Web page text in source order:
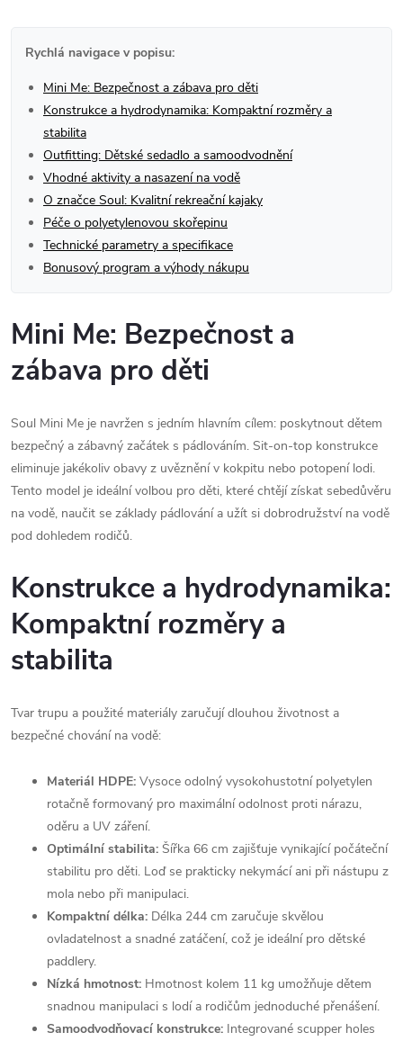
Rychlá navigace v popisu:
Mini Me: Bezpečnost a zábava pro děti
Konstrukce a hydrodynamika: Kompaktní rozměry a
stabilita
Outfitting: Dětské sedadlo a samoodvodnění
Vhodné aktivity a nasazení na vodě
O značce Soul: Kvalitní rekreační kajaky
Péče o polyetylenovou skořepinu
Technické parametry a specifikace
Bonusový program a výhody nákupu
Mini Me: Bezpečnost a
zábava pro děti
Soul Mini Me je navržen s jedním hlavním cílem: poskytnout dětem
bezpečný a zábavný začátek s pádlováním. Sit-on-top konstrukce
eliminuje jakékoliv obavy z uvěznění v kokpitu nebo potopení lodi.
Tento model je ideální volbou pro děti, které chtějí získat sebedůvěru
na vodě, naučit se základy pádlování a užít si dobrodružství na vodě
pod dohledem rodičů.
Konstrukce a hydrodynamika:
Kompaktní rozměry a
stabilita
Tvar trupu a použité materiály zaručují dlouhou životnost a
bezpečné chování na vodě:
Materiál HDPE: Vysoce odolný vysokohustotní polyetylen
rotačně formovaný pro maximální odolnost proti nárazu,
oděru a UV záření.
Optimální stabilita: Šířka 66 cm zajišťuje vynikající počáteční
stabilitu pro děti. Loď se prakticky nekymácí ani při nástupu z
mola nebo při manipulaci.
Kompaktní délka: Délka 244 cm zaručuje skvělou
ovladatelnost a snadné zatáčení, což je ideální pro dětské
paddlery.
Nízká hmotnost: Hmotnost kolem 11 kg umožňuje dětem
snadnou manipulaci s lodí a rodičům jednoduché přenášení.
Samoodvodňovací konstrukce: Integrované scupper holes